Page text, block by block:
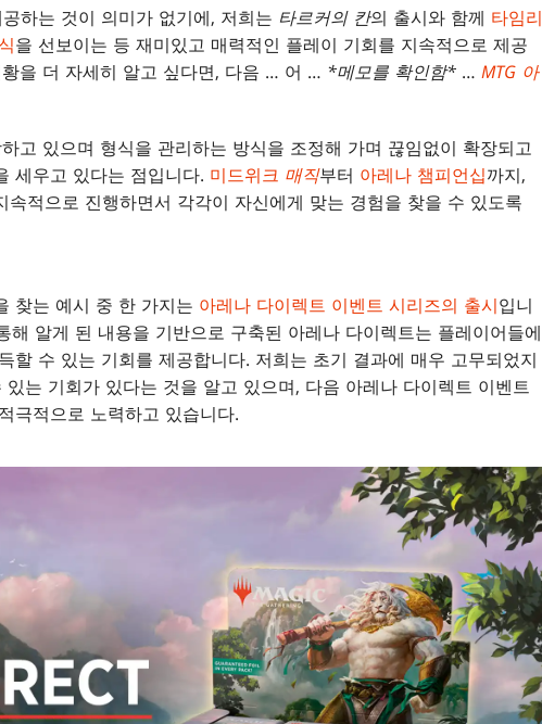
하는 것이 의미가 없기에, 저희는 타르커의 칸의 출시와 함께 타임리
을 선보이는 등 재미있고 매력적인 플레이 기회를 지속적으로 제공
을 더 자세히 알고 싶다면, 다음 … 어 … *메모를 확인함* … MTG 아
고 있으며 형식을 관리하는 방식을 조정해 가며 끊임없이 확장되고
세우고 있다는 점입니다. 미드위크 매직부터 아레나 챔피언십까지,
적으로 진행하면서 각각이 자신에게 맞는 경험을 찾을 수 있도록
찾는 예시 중 한 가지는 아레나 다이렉트 이벤트 시리즈의 출시입니
해 알게 된 내용을 기반으로 구축된 아레나 다이렉트는 플레이어들에
할 수 있는 기회를 제공합니다. 저희는 초기 결과에 매우 고무되었지
는 기회가 있다는 것을 알고 있으며, 다음 아레나 다이렉트 이벤트
극적으로 노력하고 있습니다.